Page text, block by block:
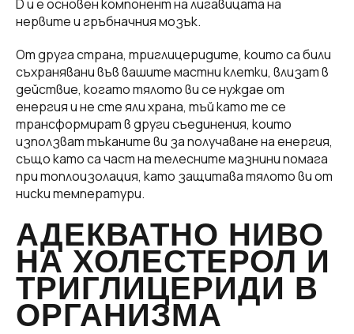
D и е основен компонент на лигавицата на
нервите и гръбначния мозък.
От друга страна, триглицеридите, които са били
съхранявани във вашите мастни клетки, влизат в
действие, когато тялото ви се нуждае от
енергия и не сте яли храна, тъй като те се
трансформират в други съединения, които
използват тъканите ви за получаване на енергия,
също като са част на телесните мазнини помага
при топлоизолация, като защитава тялото ви от
ниски температури.
АДЕКВАТНО НИВО
НА ХОЛЕСТЕРОЛ И
ТРИГЛИЦЕРИДИ В
ОРГАНИЗМА